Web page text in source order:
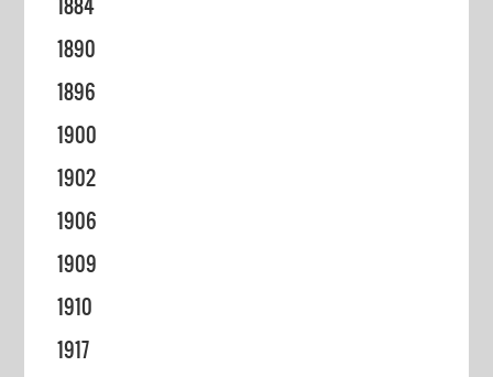
1884
1890
1896
1900
1902
1906
1909
1910
1917